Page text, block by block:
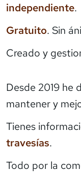
independiente.
Gratuito. Sin
Creado y
Desde 2019 he
mantener y
Tienes
travesías.
Todo por la